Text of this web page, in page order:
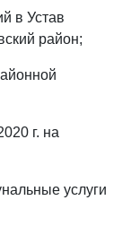
в Устав
район;
г. на
услуги